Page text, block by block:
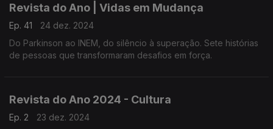
Revista do Ano | Vidas em Mudança
Ep. 41
24 dez. 2024
Do Parkinson ao INEM, do silêncio à superação. Sete histórias
de pessoas que transformaram desafios em força.
Revista do Ano 2024 - Cultura
Ep. 2
23 dez. 2024